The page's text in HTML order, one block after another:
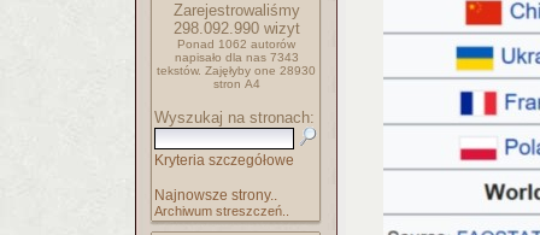
Zarejestrowaliśmy
298.092.990wizyt
Ponad 1062 autorów
napisało dla nas 7343
tekstów. Zajęłyby one 28930
stron A4
Wyszukaj na stronach:
Kryteria szczegółowe
Najnowsze strony..
Archiwum streszczeń..